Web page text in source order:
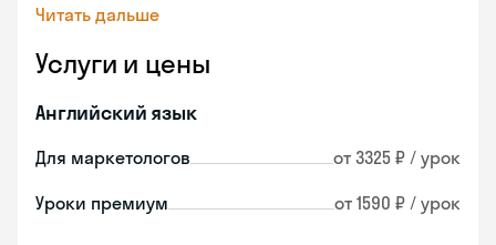
Читать дальше
Услуги и цены
Английский язык
Для маркетологов от 3325 ₽ / урок
Уроки премиум от 1590 ₽ / урок